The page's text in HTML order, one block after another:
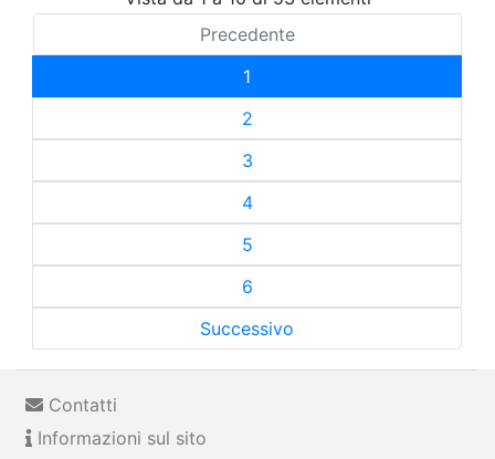
Precedente
1
2
3
4
5
6
Successivo
Contatti
Informazioni sul sito